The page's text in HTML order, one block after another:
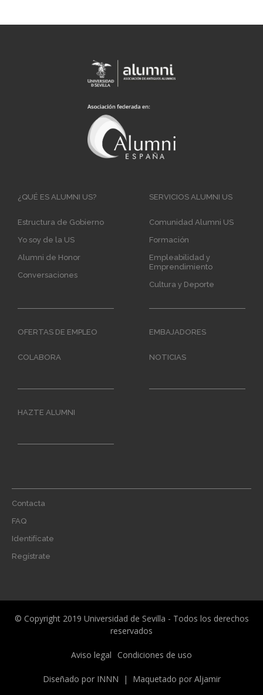
Main
¿QUÉ ES ALUMNI US?
Estructura de Gobierno
Yo soy de la US
Alumni de Honor
Conversaciones
SERVICIOS ALUMNI US
Comunidad Alumni US
Formación
Empleabilidad y
Emprendimiento
Cultura y Deporte
OFERTAS DE EMPLEO EMBAJADORES
COLABORA NOTICIAS
HAZTE ALUMNI
Footer
menu
Contacta
FAQ
Identifícate
Regístrate
© Copyright 2019 Universidad de Sevilla - Todos los derechos
reservados
legal
Aviso legal Condiciones de uso
Diseñado por INNN | Maquetado por Aljamir